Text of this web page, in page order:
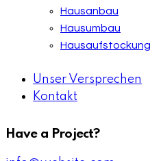
Hausanbau
Hausumbau
Hausaufstockung
Unser Versprechen
Kontakt
Have a Project?